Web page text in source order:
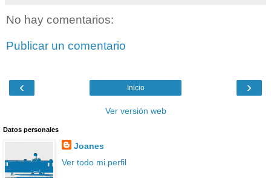
No hay comentarios:
Publicar un comentario
‹ ›
Inicio
Ver versión web
Datos personales
Joanes
Ver todo mi perfil